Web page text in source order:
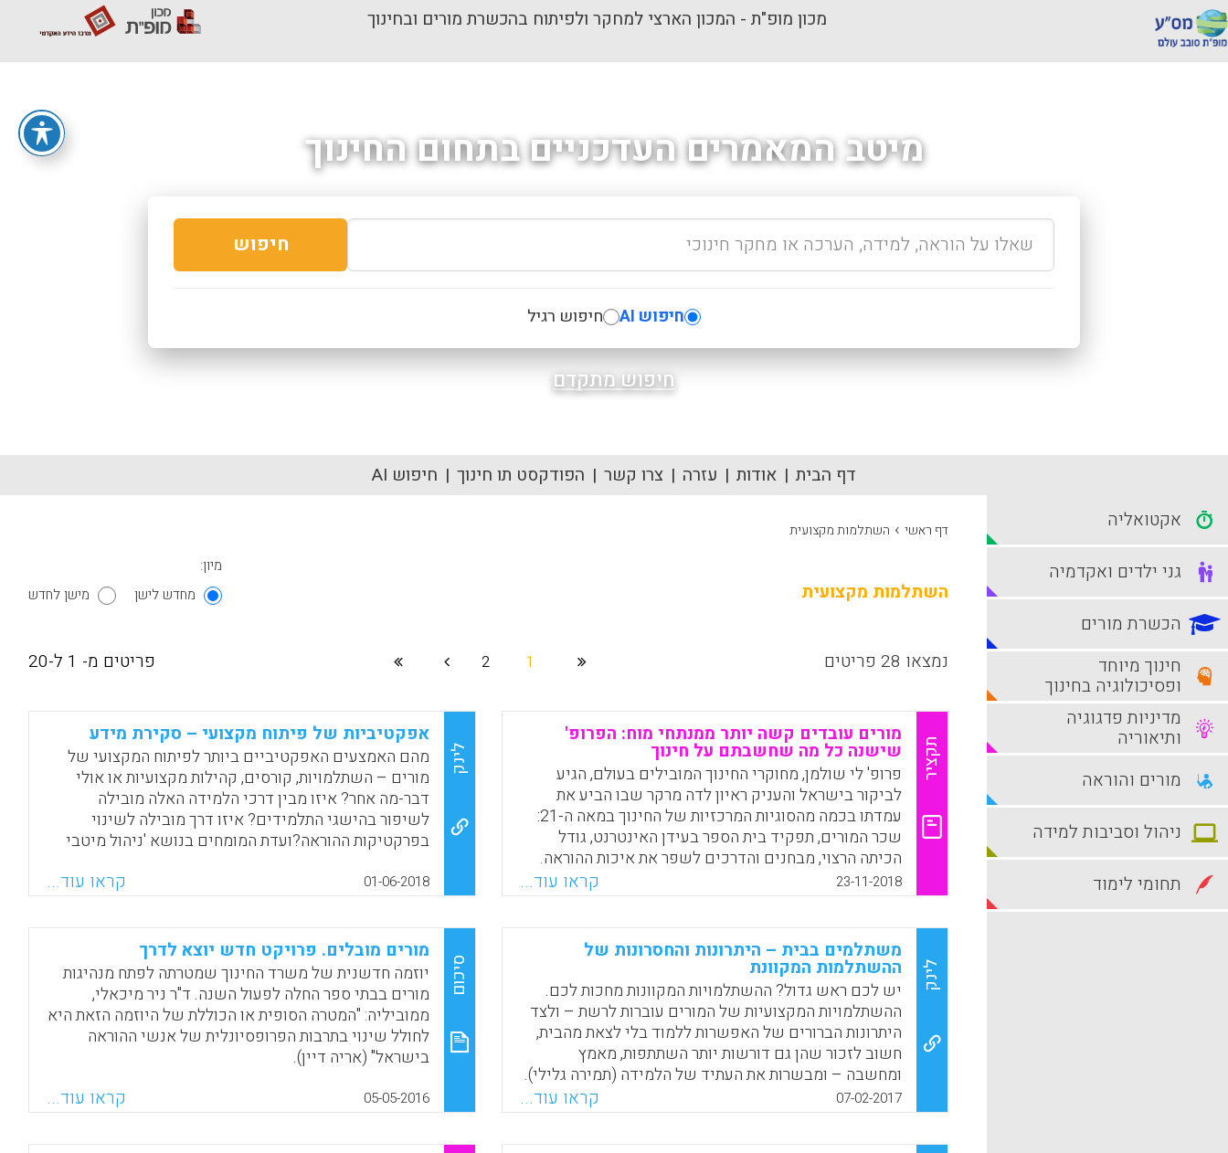
מכון מופ"ת - המכון הארצי למחקר ולפיתוח בהכשרת מורים ובחינוך
מיטב המאמרים העדכניים בתחום החינוך
חיפוש
חיפוש AI חיפוש רגיל
חיפוש מתקדם
דף הבית אודות עזרה צרו קשר הפודקסט תו חינוך חיפוש AI
דף ראשי › השתלמות מקצועית
השתלמות מקצועית
מיון:
מחדש לישן
מישן לחדש
נמצאו 28 פריטים פריטים מ- 1 ל-20 1
2
תקציר
מורים עובדים קשה יותר ממנתחי מוח: הפרופ'
שישנה כל מה שחשבתם על חינוך
פרופ' לי שולמן, מחוקרי החינוך המובילים בעולם, הגיע
לביקור בישראל והעניק ראיון לדה מרקר שבו הביע את
עמדתו בכמה מהסוגיות המרכזיות של החינוך במאה ה-21:
שכר המורים, תפקיד בית הספר בעידן האינטרנט, גודל
הכיתה הרצוי, מבחנים והדרכים לשפר את איכות ההוראה.
WhatsApp
Facebook
Email
X 23-11-2018 קראו עוד...
לינק
אפקטיביות של פיתוח מקצועי – סקירת מידע
מהם האמצעים האפקטיביים ביותר לפיתוח המקצועי של
מורים – השתלמויות, קורסים, קהילות מקצועיות או אולי
דבר-מה אחר? איזו מבין דרכי הלמידה האלה מובילה
לשיפור בהישגי התלמידים? איזו דרך מובילה לשינוי
בפרקטיקות ההוראה?ועדת המומחים בנושא 'ניהול מיטבי
ממכון מופ"ת סקירת ספרות שתרכז ותסכם ידע מחקרי
שהצטבר על האפקטיביות של שיטות פיתוח מקצועי.
בסקירה מתוארים ונדונים מחקרים שונים שהתפרסמו
בשלושים השנים האחרונות בנושא אפקטיביות של פיתוח
מקצועי של מורים. בסקירה זוהו כמה מסקנות המשותפות
למחקרים שונים באשר למאפייניו של פיתוח מקצועי
אפקטיבי. להלן כמה מהמסקנות המרכזיות:
WhatsApp
Facebook
Email
X
01-06-2018 קראו עוד...
לינק
משתלמים בבית – היתרונות והחסרונות של
ההשתלמות המקוונת
יש לכם ראש גדול? ההשתלמויות המקוונות מחכות לכם.
ההשתלמויות המקצועיות של המורים עוברות לרשת – ולצד
היתרונות הברורים של האפשרות ללמוד בלי לצאת מהבית,
חשוב לזכור שהן גם דורשות יותר השתתפות, מאמץ
ומחשבה – ומבשרות את העתיד של הלמידה (תמירה גלילי).
WhatsApp
Facebook
Email
X 07-02-2017 קראו עוד...
סיכום
מורים מובלים. פרויקט חדש יוצא לדרך
יוזמה חדשנית של משרד החינוך שמטרתה לפתח מנהיגות
מורים בבתי ספר החלה לפעול השנה. ד"ר ניר מיכאלי,
ממוביליה: "המטרה הסופית או הכוללת של היוזמה הזאת היא
לחולל שינוי בתרבות הפרופסיונלית של אנשי ההוראה
בישראל" (אריה דיין).
WhatsApp05-05-2016 קראו עוד...
אקטואליה
גני ילדים ואקדמיה
הכשרת מורים
חינוך מיוחד
ופסיכולוגיה בחינוך
מדיניות פדגוגיה
ותיאוריה
מורים והוראה
ניהול וסביבות למידה
תחומי לימוד